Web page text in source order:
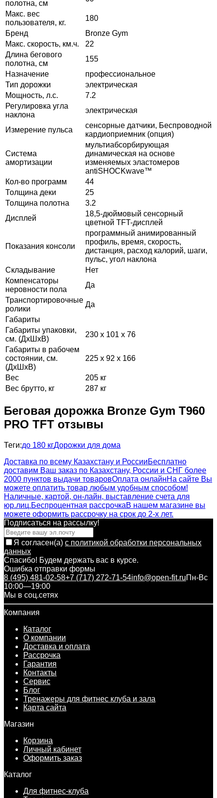
полотна, см
Макс. вес
пользователя, кг.
180
Бренд
Bronze Gym
Макс. скорость, км.ч.
22
Длина бегового
полотна, см
155
Назначение
профессиональное
Тип дорожки
электрическая
Мощность, л.с.
7.2
Регулировка угла
наклона
электрическая
Измерение пульса
сенсорные датчики, Беспроводной
кардиоприемник (опция)
Система
амортизации
мультиабсорбирующая
динамическая на основе
изменяемых эластомеров
antiSHOCKwave™
Кол-во программ
44
Толщина деки
25
Толщина полотна
3.2
Дисплей
18,5-дюймовый сенсорный
цветной TFT-дисплей
Показания консоли
программный анимированный
профиль, время, скорость,
дистанция, расход калорий, шаги,
пульс, угол наклона
Складывание
Нет
Компенсаторы
неровности пола
Да
Транспортировочные
ролики
Да
Габариты
Габариты упаковки,
см. (ДхШхВ)
230 х 101 х 76
Габариты в рабочем
состоянии, см.
(ДхШхВ)
225 х 92 х 166
Вес
205 кг
Вес брутто, кг
287 кг
Беговая дорожка Bronze Gym T960
PRO TFT отзывы
Теги:до 180 кгДорожки для дома
Доставка по всему Казахстану и РоссииБесплатно
доставим Ваш заказ по Казахстану, России и СНГ более
2000 пунктов выдачи товаровОплата онлайнНа сайте Вы
можете оплатить товар любым удобным способом!
Наличные, картой, он-лайн, выставление счета для
юр.лиц.Беспроцентная рассрочкаВ нашем магазине вы
можете оформить рассрочку на срок до 2-х лет.
Подписаться на рассылкy!
Я согласен(a) с политикой обработки персональных
данных
Спасибо! Будем держать вас в курсе.
Ошибка отправки формы
8 (495) 481-02-58+7 (717) 272-71-54info@open-fit.ruПн-Вс
10:00—19:00
Мы в соц.сетях
Компания
Каталог
О компании
Доставка и оплата
Рассрочка
Гарантия
Контакты
Сервис
Блог
Тренажеры для фитнес клуба и зала
Карта сайта
Магазин
Корзина
Личный кабинет
Оформить заказ
Каталог
Для фитнес-клуба